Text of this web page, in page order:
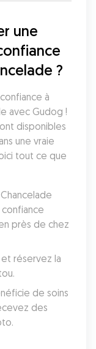
une
?
à
avec Gudog !
disponibles
une vraie
tout ce que
près de chez
et réservez la
de soins
des